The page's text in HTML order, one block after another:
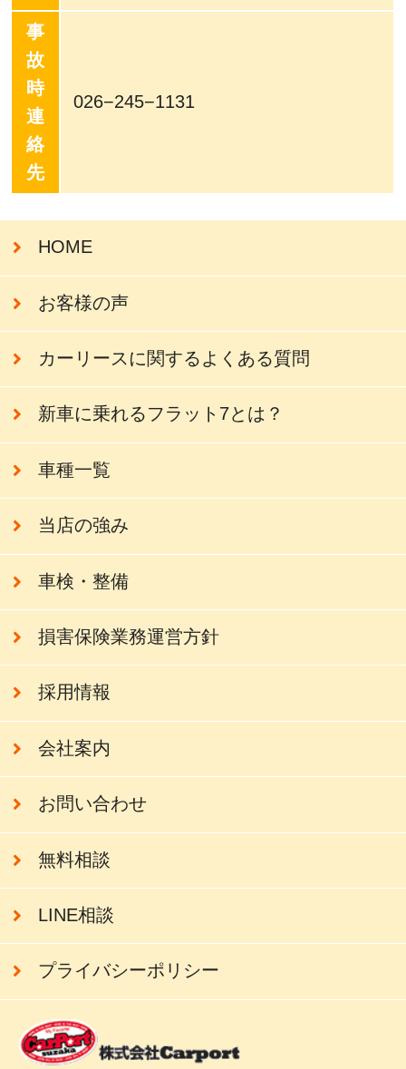
事
故
時
連
絡
先
026−245−1131
HOME
お客様の声
カーリースに関するよくある質問
新車に乗れるフラット7とは？
車種一覧
当店の強み
車検・整備
損害保険業務運営方針
採用情報
会社案内
お問い合わせ
無料相談
LINE相談
プライバシーポリシー